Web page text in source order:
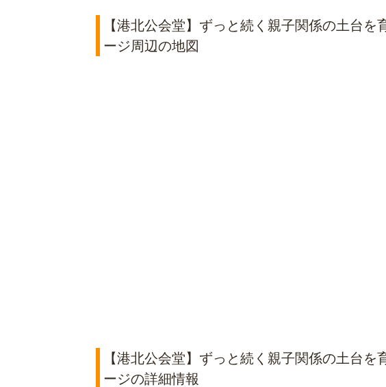
【港北公会堂】ずっと続く親子関係の土台を
ージ周辺の地図
【港北公会堂】ずっと続く親子関係の土台を
ージの詳細情報